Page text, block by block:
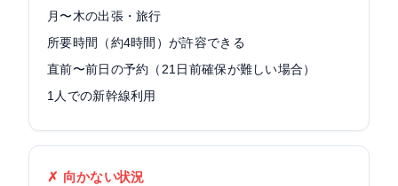
月〜木の出張・旅行
所要時間（約4時間）が許容できる
直前〜前日の予約（21日前確保が難しい場合）
1人での新幹線利用
✗ 向かない状況